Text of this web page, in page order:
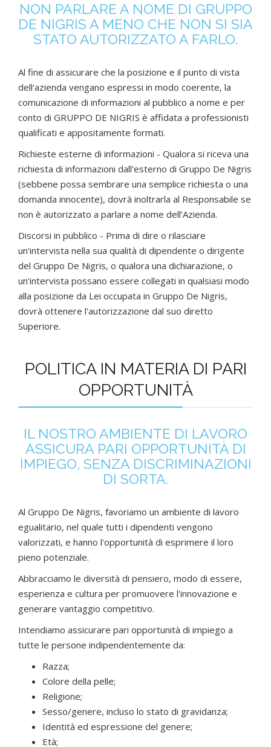
NON PARLARE A NOME DI GRUPPO
DE NIGRIS A MENO CHE NON SI SIA
STATO AUTORIZZATO A FARLO.
Al fine di assicurare che la posizione e il punto di vista
dell'azienda vengano espressi in modo coerente, la
comunicazione di informazioni al pubblico a nome e per
conto di GRUPPO DE NIGRIS è affidata a professionisti
qualificati e appositamente formati.
Richieste esterne di informazioni - Qualora si riceva una
richiesta di informazioni dall'esterno di Gruppo De Nigris
(sebbene possa sembrare una semplice richiesta o una
domanda innocente), dovrà inoltrarla al Responsabile se
non è autorizzato a parlare a nome dell’Azienda.
Discorsi in pubblico - Prima di dire o rilasciare
un'intervista nella sua qualità di dipendente o dirigente
del Gruppo De Nigris, o qualora una dichiarazione, o
un'intervista possano essere collegati in qualsiasi modo
alla posizione da Lei occupata in Gruppo De Nigris,
dovrà ottenere l'autorizzazione dal suo diretto
Superiore.
POLITICA IN MATERIA DI PARI
OPPORTUNITÀ
IL NOSTRO AMBIENTE DI LAVORO
ASSICURA PARI OPPORTUNITÀ DI
IMPIEGO, SENZA DISCRIMINAZIONI
DI SORTA.
Al Gruppo De Nigris, favoriamo un ambiente di lavoro
egualitario, nel quale tutti i dipendenti vengono
valorizzati, e hanno l'opportunità di esprimere il loro
pieno potenziale.
Abbracciamo le diversità di pensiero, modo di essere,
esperienza e cultura per promuovere l'innovazione e
generare vantaggio competitivo.
Intendiamo assicurare pari opportunità di impiego a
tutte le persone indipendentemente da:
Razza;
Colore della pelle;
Religione;
Sesso/genere, incluso lo stato di gravidanza;
Identità ed espressione del genere;
Età;